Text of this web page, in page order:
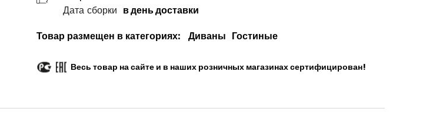
Дата сборки в день доставки
Товар размещен в категориях:
Диваны Гостиные
Весь товар на сайте и в наших розничных магазинах сертифицирован!